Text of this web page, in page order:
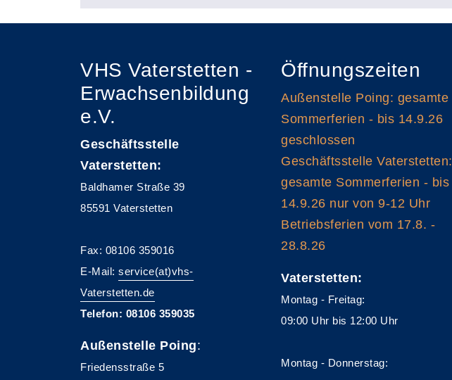
VHS Vaterstetten -
Erwachsenbildung
e.V.
Geschäftsstelle
Vaterstetten:
Baldhamer Straße 39
85591 Vaterstetten
Fax: 08106 359016
E-Mail: service(at)vhs-
Vaterstetten.de
Telefon: 08106 359035
Außenstelle Poing:
Friedensstraße 5
Öffnungszeiten
Außenstelle Poing: gesamte
Sommerferien - bis 14.9.26
geschlossen
Geschäftsstelle Vaterstetten:
gesamte Sommerferien - bis
14.9.26 nur von 9-12 Uhr
Betriebsferien vom 17.8. -
28.8.26
Vaterstetten:
Montag - Freitag:
09:00 Uhr bis 12:00 Uhr
Montag - Donnerstag: